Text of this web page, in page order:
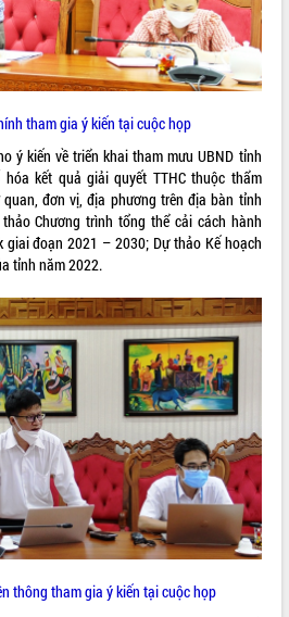
phí
kỳ
với
chế
sĩ
tham gia ý kiến tại cuộc họp
ý kiến về triển khai tham mưu UBND tỉnh
kết quả giải quyết TTHC thuộc thẩm
đơn vị, địa phương trên địa bàn tỉnh
Chương trình tổng thể cải cách hành
đoạn 2021 – 2030; Dự thảo Kế hoạch
tỉnh năm 2022.
thông tham gia ý kiến tại cuộc họp